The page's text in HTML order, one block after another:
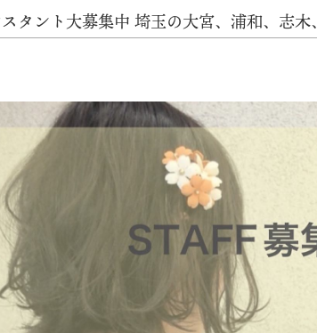
タント大募集中️ 埼玉の大宮、浦和、志木、